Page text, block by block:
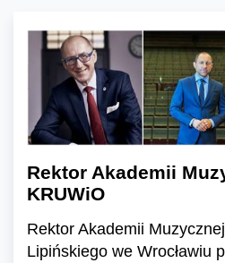
Rektor Akademii
KRUWiO
Rektor Akademii
Lipińskiego we Wrocławiu